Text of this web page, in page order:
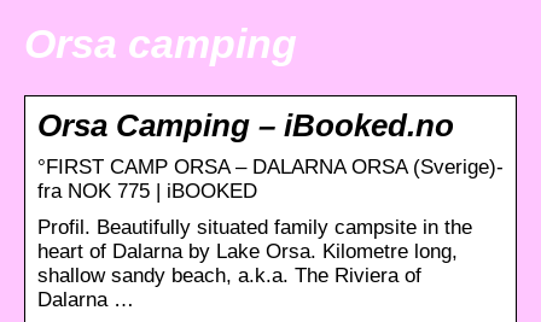
Orsa camping
Orsa Camping – iBooked.no
°FIRST CAMP ORSA – DALARNA ORSA (Sverige)-
fra NOK 775 | iBOOKED
Profil. Beautifully situated family campsite in the
heart of Dalarna by Lake Orsa. Kilometre long,
shallow sandy beach, a.k.a. The Riviera of
Dalarna …